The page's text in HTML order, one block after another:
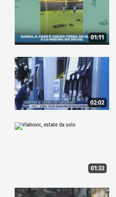
01:11
02:02
01:33